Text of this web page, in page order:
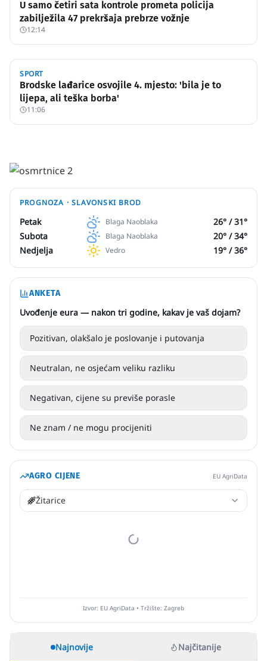
U samo četiri sata kontrole prometa policija
zabilježila 47 prekršaja prebrze vožnje
12:14
SPORT
Brodske lađarice osvojile 4. mjesto: 'bila je to
lijepa, ali teška borba'
11:06
PROGNOZA ·SLAVONSKI BROD
Petak Blaga Naoblaka 26° /31°
Subota
Blaga Naoblaka 20° /34°
Nedjelja
Vedro 19° /36°
ANKETA
Uvođenje eura — nakon tri godine, kakav je vaš dojam?
Pozitivan, olakšalo je poslovanje i putovanja
Neutralan, ne osjećam veliku razliku
Negativan, cijene su previše porasle
Ne znam / ne mogu procijeniti
AGRO CIJENE EU AgriData
Žitarice
Izvor: EU AgriData • Tržište: Zagreb
Najnovije Najčitanije